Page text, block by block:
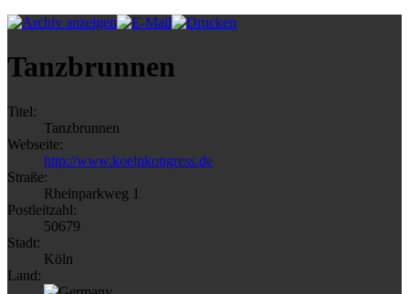
Tanzbrunnen
Titel:
Tanzbrunnen
Webseite:
http://www.koelnkongress.de
Straße:
Rheinparkweg 1
Postleitzahl:
50679
Stadt:
Köln
Land: